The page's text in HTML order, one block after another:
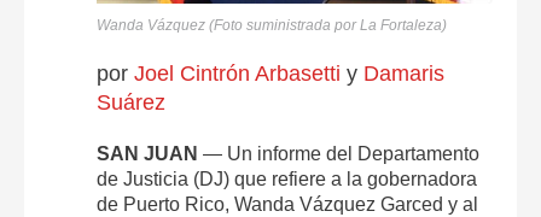
Wanda Vázquez (Foto suministrada por La Fortaleza)
por Joel Cintrón Arbasetti y Damaris
Suárez
SAN JUAN — Un informe del Departamento
de Justicia (DJ) que refiere a la gobernadora
de Puerto Rico, Wanda Vázquez Garced y al